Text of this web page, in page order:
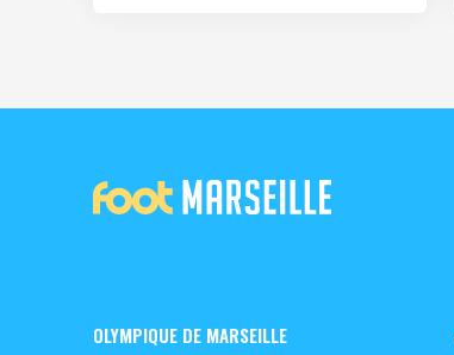
OLYMPIQUE DE MARSEILLE